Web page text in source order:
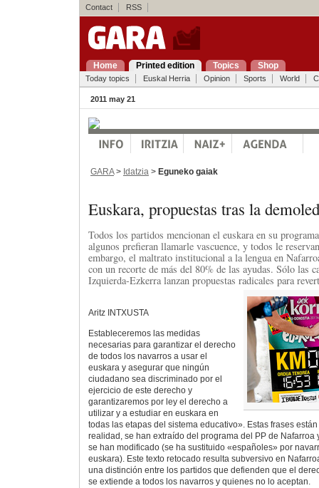
Contact RSS
Home Printed edition Topics Shop
Today topics Euskal Herria Opinion Sports World
2011 may 21
GARA> Idatzia > Eguneko gaiak
Euskara, propuestas tras la
Todos los partidos mencionan el euskara en su
algunos prefieran llamarle vascuence, y todos le
embargo, el maltrato institucional a la lengua en
con un recorte de más del 80% de las ayudas. Sólo las
Izquierda-Ezkerra lanzan propuestas radicales para
Aritz INTXUSTA
Estableceremos las medidas
necesarias para garantizar el derecho
de todos los navarros a usar el
euskara y asegurar que ningún
ciudadano sea discriminado por el
ejercicio de este derecho y
garantizaremos por ley el derecho a
utilizar y a estudiar en euskara en
todas las etapas del sistema educativo». Estas frases
realidad, se han extraído del programa del PP de Nafarroa
se han modificado (se ha sustituido «españoles» por
euskara). Este texto retocado resulta subversivo en
una distinción entre los partidos que defienden que el
se extiende a todos los navarros y quienes no lo aceptan.